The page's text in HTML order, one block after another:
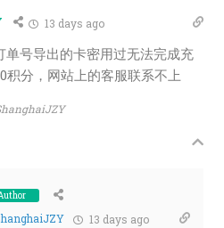
13 days ago
单号导出的卡密用过无法完成充
积分，网站上的客服联系不上
13 days ago